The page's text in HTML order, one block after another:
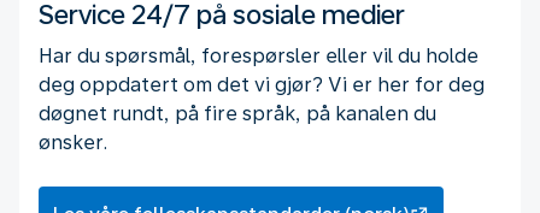
Service 24/7 på sosiale medier
Har du spørsmål, forespørsler eller vil du holde
deg oppdatert om det vi gjør? Vi er her for deg
døgnet rundt, på fire språk, på kanalen du
ønsker.